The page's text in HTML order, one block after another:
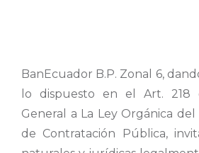
BanEcuador B.P. Zonal 6,
lo dispuesto en el Art. 218
General a La Ley Orgánica del
de Contratación Pública,